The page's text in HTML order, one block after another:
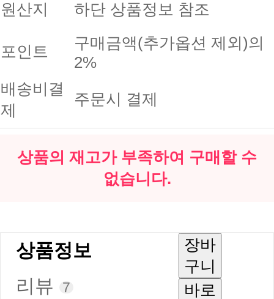
원산지
하단 상품정보 참조
포인트
구매금액(추가옵션 제외)의
2%
배송비결
제
주문시 결제
상품의 재고가 부족하여 구매할 수
없습니다.
상품정보
리뷰
7
장바
구니
바로